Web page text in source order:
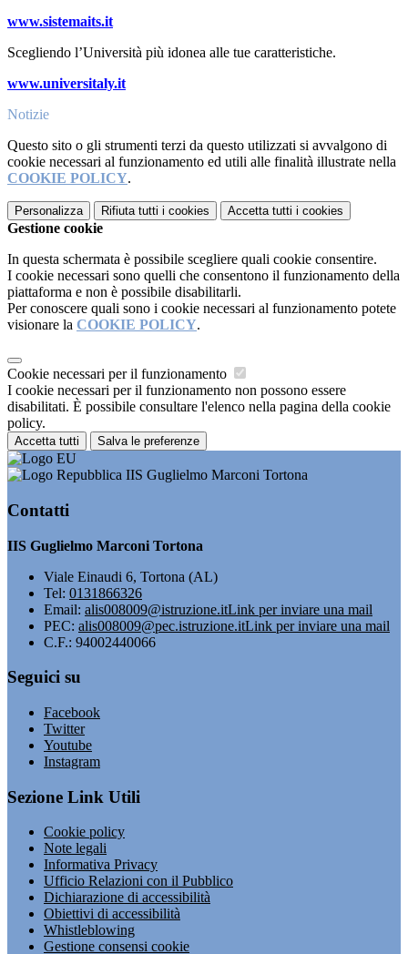
www.sistemaits.it
Scegliendo l’Università più idonea alle tue caratteristiche.
www.universitaly.it
Notizie
Questo sito o gli strumenti terzi da questo utilizzati si avvalgono di
cookie necessari al funzionamento ed utili alle finalità illustrate nella
COOKIE POLICY.
Personalizza Rifiuta tutti i cookies Accetta tutti i cookies
Gestione cookie
In questa schermata è possibile scegliere quali cookie consentire.
I cookie necessari sono quelli che consentono il funzionamento della
piattaforma e non è possibile disabilitarli.
Per conoscere quali sono i cookie necessari al funzionamento potete
visionare la COOKIE POLICY.
Cookie necessari per il funzionamento
I cookie necessari per il funzionamento non possono essere
disabilitati. È possibile consultare l'elenco nella pagina della cookie
policy.
Accetta tutti Salva le preferenze
IIS Guglielmo Marconi Tortona
Contatti
IIS Guglielmo Marconi Tortona
Viale Einaudi 6, Tortona (AL)
Tel: 0131866326
Email: alis008009@istruzione.itLink per inviare una mail
PEC: alis008009@pec.istruzione.itLink per inviare una mail
C.F.: 94002440066
Seguici su
Facebook
Twitter
Youtube
Instagram
Sezione Link Utili
Cookie policy
Note legali
Informativa Privacy
Ufficio Relazioni con il Pubblico
Dichiarazione di accessibilità
Obiettivi di accessibilità
Whistleblowing
Gestione consensi cookie